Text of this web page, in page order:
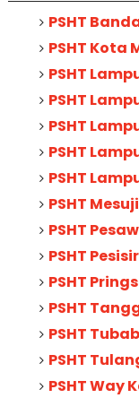
PSHT
PSHT Kota
PSHT
PSHT
PSHT
PSHT
PSHT
PSHT Mesuji
PSHT
PSHT
PSHT
PSHT
PSHT
PSHT
PSHT Way